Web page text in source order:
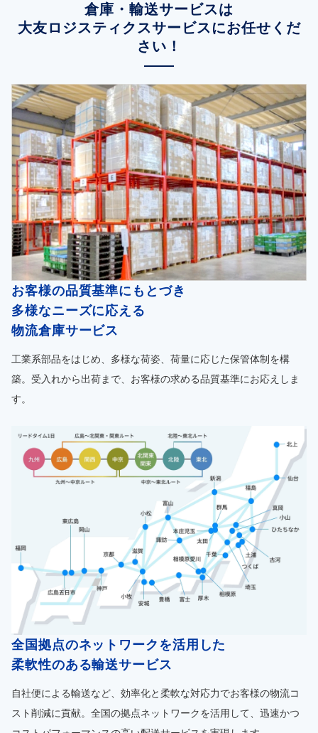
倉庫・輸送サービスは
大友ロジスティクスサービスにお任せくだ
さい！
お客様の品質基準にもとづき
多様なニーズに応える
物流倉庫サービス
工業系部品をはじめ、多様な荷姿、荷量に応じた保管体制を構
築。受入れから出荷まで、お客様の求める品質基準にお応えしま
す。
全国拠点のネットワークを活用した
柔軟性のある輸送サービス
自社便による輸送など、効率化と柔軟な対応力でお客様の物流コ
スト削減に貢献。全国の拠点ネットワークを活用して、迅速かつ